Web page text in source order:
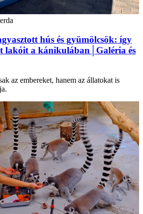
hús és gyümölcsök: így
lakóit a kánikulában│Galéria és
az embereket, hanem az állatokat is